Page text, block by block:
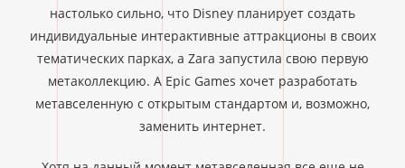
настолько сильно, что Disney планирует создать
индивидуальные интерактивные аттракционы в своих
тематических парках, а Zara запустила свою первую
метаколлекцию. А Epic Games хочет разработать
метавселенную с открытым стандартом и, возможно,
заменить интернет.